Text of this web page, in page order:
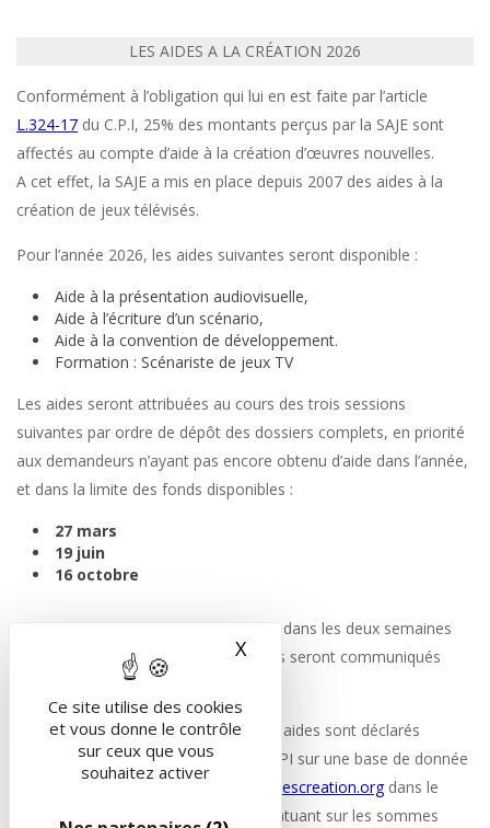
Ce site utilise des cookies
et vous donne le contrôle
sur ceux que vous
souhaitez activer
X Masquer le bandeau des
LES AIDES A LA CRÉATION 2026
Conformément à l’obligation qui lui en est faite par l’article
L.324-17 du C.P.I, 25% des montants perçus par la SAJE sont
affectés au compte d’aide à la création d’œuvres nouvelles.
A cet effet, la SAJE a mis en place depuis 2007 des aides à la
création de jeux télévisés.
Pour l’année 2026, les aides suivantes seront disponible :
Aide à la présentation audiovisuelle,
Aide à l’écriture d’un scénario,
Aide à la convention de développement.
Formation : Scénariste de jeux TV
Les aides seront attribuées au cours des trois sessions
suivantes par ordre de dépôt des dossiers complets, en priorité
aux demandeurs n’ayant pas encore obtenu d’aide dans l’année,
et dans la limite des fonds disponibles :
27 mars
19 juin
16 octobre
Le conseil d’administration se réunira dans les deux semaines
suivant ces dates et les résultats vous seront communiqués
dans les plus brefs délais.
Les montants et bénéficiaires de nos aides sont déclarés
conformément à l’article L326-2 du CPI sur une base de donnée
www.aidescreation.orgdans le
mois suivant l’assemblée générale statuant sur les sommes